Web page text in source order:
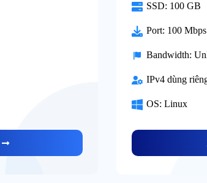
SSD: 100 GB
Port: 100 Mbps
Bandwidth:
IPv4 dùng
OS: Linux